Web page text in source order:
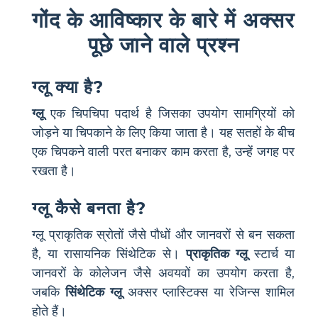
गोंद के आविष्कार के बारे में अक्सर
पूछे जाने वाले प्रश्न
ग्लू क्या है?
ग्लूएक चिपचिपा पदार्थ है जिसका उपयोग सामग्रियों को
जोड़ने या चिपकाने के लिए किया जाता है। यह सतहों के बीच
एक चिपकने वाली परत बनाकर काम करता है, उन्हें जगह पर
रखता है।
ग्लू कैसे बनता है?
ग्लू प्राकृतिक स्रोतों जैसे पौधों और जानवरों से बन सकता
है, या रासायनिक सिंथेटिक से।प्राकृतिक ग्लूस्टार्च या
जानवरों के कोलेजन जैसे अवयवों का उपयोग करता है,
जबकिसिंथेटिक ग्लूअक्सर प्लास्टिक्स या रेजिन्स शामिल
होते हैं।